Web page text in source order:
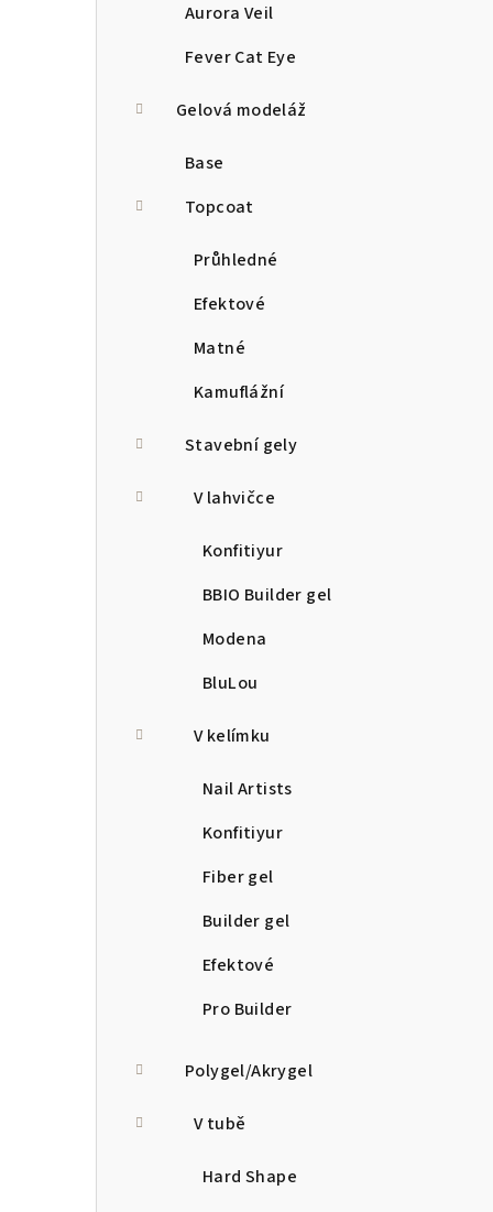
Aurora Veil
Fever Cat Eye
Gelová modeláž
Base
Topcoat
Průhledné
Efektové
Matné
Kamuflážní
Stavební gely
V lahvičce
Konfitiyur
BBIO Builder gel
Modena
BluLou
V kelímku
Nail Artists
Konfitiyur
Fiber gel
Builder gel
Efektové
Pro Builder
Polygel/Akrygel
V tubě
Hard Shape